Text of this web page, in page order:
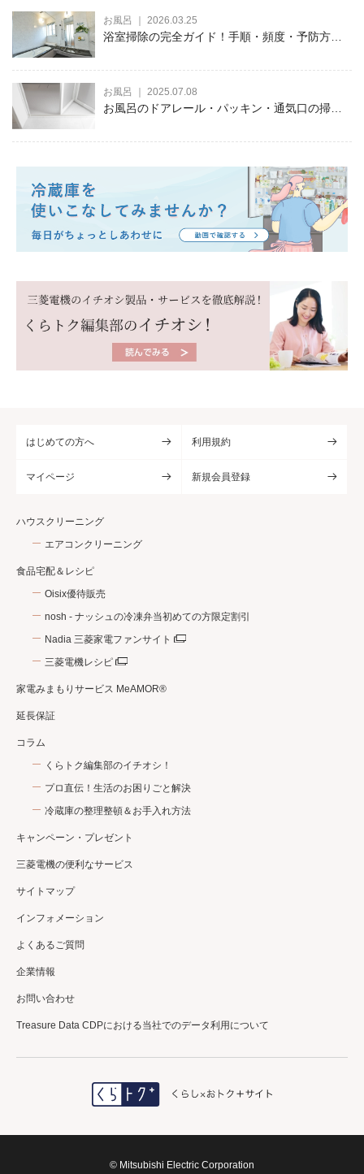
＼三菱電機公式／
エアコンクリーニング
10%OFF✨
詳しくはコチラ
お風呂 ｜ 2026.03.25
浴室掃除の完全ガイド！手順・頻度・予防方法
お風呂 ｜ 2025.07.08
お風呂のドアレール・パッキン・通気口の掃除
はじめての方へ 利用規約
マイページ 新規会員登録
ハウスクリーニング
エアコンクリーニング
食品宅配＆レシピ
Oisix優待販売
nosh - ナッシュの冷凍弁当初めての方限定割引
Nadia 三菱家電ファンサイト
三菱電機レシピ
家電みまもりサービス MeAMOR®
延長保証
コラム
くらトク編集部のイチオシ！
プロ直伝！生活のお困りごと解決
冷蔵庫の整理整頓＆お手入れ方法
キャンペーン・プレゼント
三菱電機の便利なサービス
サイトマップ
インフォメーション
よくあるご質問
企業情報
お問い合わせ
Treasure Data CDPにおける当社でのデータ利用について
© Mitsubishi Electric Corporation